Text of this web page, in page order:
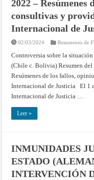
2022 – Resúmenes
consultivas y
Internacional de
02/03/2024 Resumenes de
Controversia sobre la
(Chile c. Bolivia) Resumen
Resúmenes de los fallos,
Internacional de Justicia El 1
Internacional de Justicia …
Leer »
INMUNIDADES
ESTADO
INTERVENCIÓN